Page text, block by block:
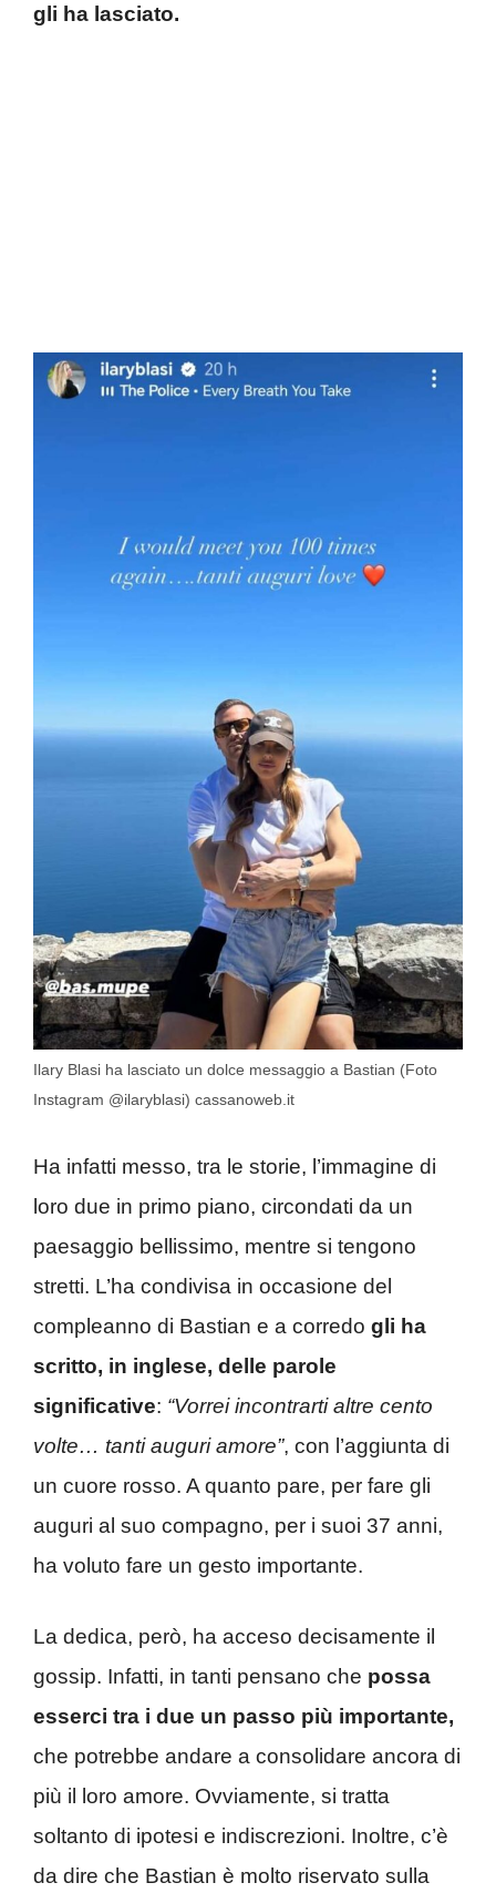
gli ha lasciato.
Ilary Blasi ha lasciato un dolce messaggio a Bastian (Foto
Instagram @ilaryblasi) cassanoweb.it
Ha infatti messo, tra le storie, l’immagine di
loro due in primo piano, circondati da un
paesaggio bellissimo, mentre si tengono
stretti. L’ha condivisa in occasione del
compleanno di Bastian e a corredo gli ha
scritto, in inglese, delle parole
significative: “Vorrei incontrarti altre cento
volte… tanti auguri amore”, con l’aggiunta di
un cuore rosso. A quanto pare, per fare gli
auguri al suo compagno, per i suoi 37 anni,
ha voluto fare un gesto importante.
La dedica, però, ha acceso decisamente il
gossip. Infatti, in tanti pensano che possa
esserci tra i due un passo più importante,
che potrebbe andare a consolidare ancora di
più il loro amore. Ovviamente, si tratta
soltanto di ipotesi e indiscrezioni. Inoltre, c’è
da dire che Bastian è molto riservato sulla